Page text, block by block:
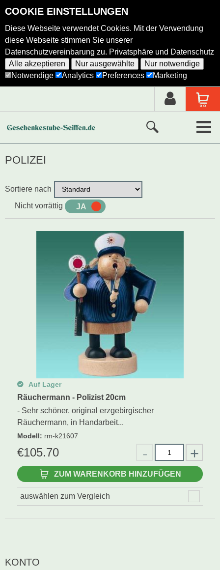
COOKIE EINSTELLUNGEN
Diese Webseite verwendet Cookies. Mit der Verwendung
diese Webseite stimmen Sie unserer
Datenschutzvereinbarung zu. Privatsphäre und Datenschutz
Alle akzeptieren
Nur ausgewählte
Nur notwendige
Notwendige
Analytics Preferences Marketing
Alle Produkte
Holzkunst nach Hersteller
POLIZEI
Sortiere nach
Nicht vorrättig JA
Auf Lager
Räuchermann - Polizist 20cm
- Sehr schöner, original erzgebirgischer
Räuchermann, in Handarbeit...
Modell: rm-k21607
€105.70
ZUM WARENKORB HINZUFÜGEN
auswählen zum Vergleich
KONTO